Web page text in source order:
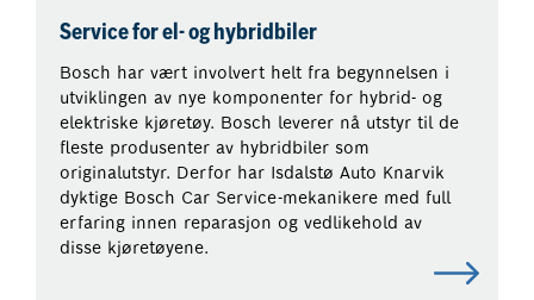
Service for el- og hybridbiler
Bosch har vært involvert helt fra begynnelsen i
utviklingen av nye komponenter for hybrid- og
elektriske kjøretøy. Bosch leverer nå utstyr til de
fleste produsenter av hybridbiler som
originalutstyr. Derfor har Isdalstø Auto Knarvik
dyktige Bosch Car Service-mekanikere med full
erfaring innen reparasjon og vedlikehold av
disse kjøretøyene.